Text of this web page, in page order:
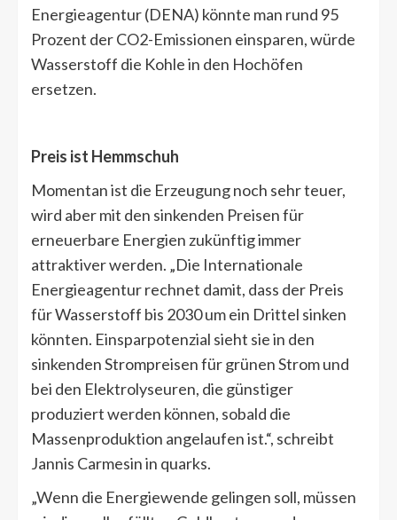
Energieagentur (DENA) könnte man rund 95
Prozent der CO2-Emissionen einsparen, würde
Wasserstoff die Kohle in den Hochöfen
ersetzen.
Preis ist Hemmschuh
Momentan ist die Erzeugung noch sehr teuer,
wird aber mit den sinkenden Preisen für
erneuerbare Energien zukünftig immer
attraktiver werden. „Die Internationale
Energieagentur rechnet damit, dass der Preis
für Wasserstoff bis 2030 um ein Drittel sinken
könnten. Einsparpotenzial sieht sie in den
sinkenden Strompreisen für grünen Strom und
bei den Elektrolyseuren, die günstiger
produziert werden können, sobald die
Massenproduktion angelaufen ist.“, schreibt
Jannis Carmesin in quarks.
„Wenn die Energiewende gelingen soll, müssen